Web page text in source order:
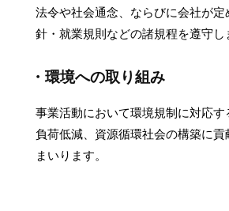
法令や社会通念、ならびに会社が
針・就業規則などの諸規程を遵守し
環境への取り組み
事業活動において環境規制に対応
負荷低減、資源循環社会の構築に
まいります。